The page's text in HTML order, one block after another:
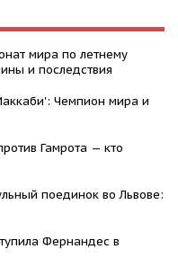
мира по летнему
и последствия
Чемпион мира и
Гамрота — кто
поединок во Львове:
Фернандес в